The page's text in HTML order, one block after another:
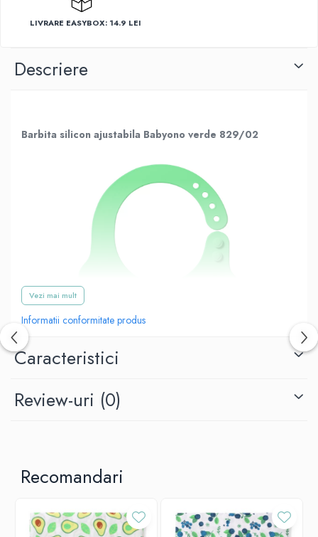
LIVRARE EASYBOX: 14.9 LEI
Descriere
Barbita silicon ajustabila Babyono verde 829/02
usor si sigur. Este ușor de păstrat curata, este potrivita pentru mașini
de spălat vase. Barbita este flexibilă, astfel încât poate fi pliată
mamei. Aceasta este reglabilă. Are închizătoare decorativa în
formă de inimă, ușor de închis. Acest lucru o face versatila și
Vezi mai mult
Informatii conformitate produs
Caracteristici
Review-uri (0)
Recomandari